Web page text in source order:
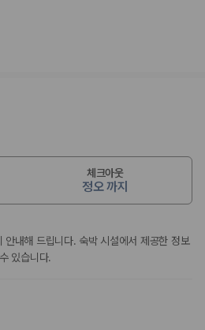
체크아웃
정오 까지
안내해 드립니다. 숙박 시설에서 제공한 정보
있습니다.